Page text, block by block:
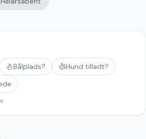
Bålplads?
Hund tilladt?